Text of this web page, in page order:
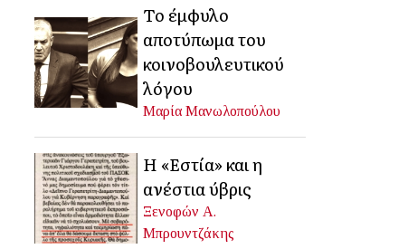
Το έμφυλο
αποτύπωμα του
κοινοβουλευτικού
λόγου
Μαρία Μανωλοπούλου
Η «Εστία» και η
ανέστια ύβρις
Ξενοφών Α.
Μπρουντζάκης